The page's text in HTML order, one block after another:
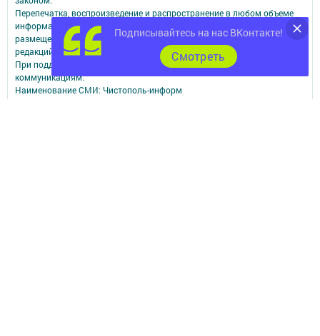
Подписывайтесь на нас ВКонтакте!
Cмотреть
Перепечатка, воспроизведение и распространение в любом объеме
информации,
размещенной на сайте, возможна только с письменного согласия
редакций СМИ.
При поддержке Республиканского агентства по печати и массовым
коммуникациям.
Наименование СМИ: Чистополь-информ